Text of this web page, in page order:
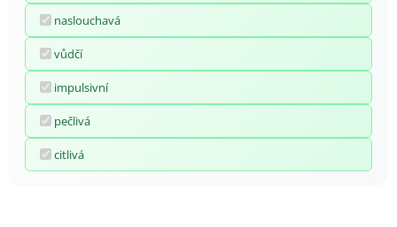
naslouchavá
vůdčí
impulsivní
pečlivá
citlivá